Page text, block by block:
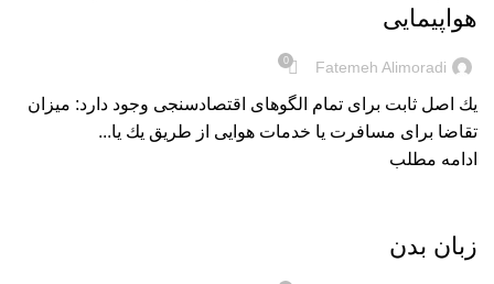
هواپیمایی
Fatemeh Alimoradi
0
یك اصل ثابت برای تمام الگوهای اقتصادسنجی وجود دارد: میزان
تقاضا برای مسافرت یا خدمات هوایی از طریق یك یا...
ادامه مطلب
زبان بدن